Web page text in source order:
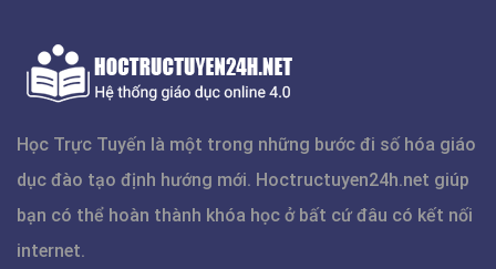
Học Trực Tuyến là một trong những bước đi số hóa giáo
dục đào tạo định hướng mới. Hoctructuyen24h.net giúp
bạn có thể hoàn thành khóa học ở bất cứ đâu có kết nối
internet.